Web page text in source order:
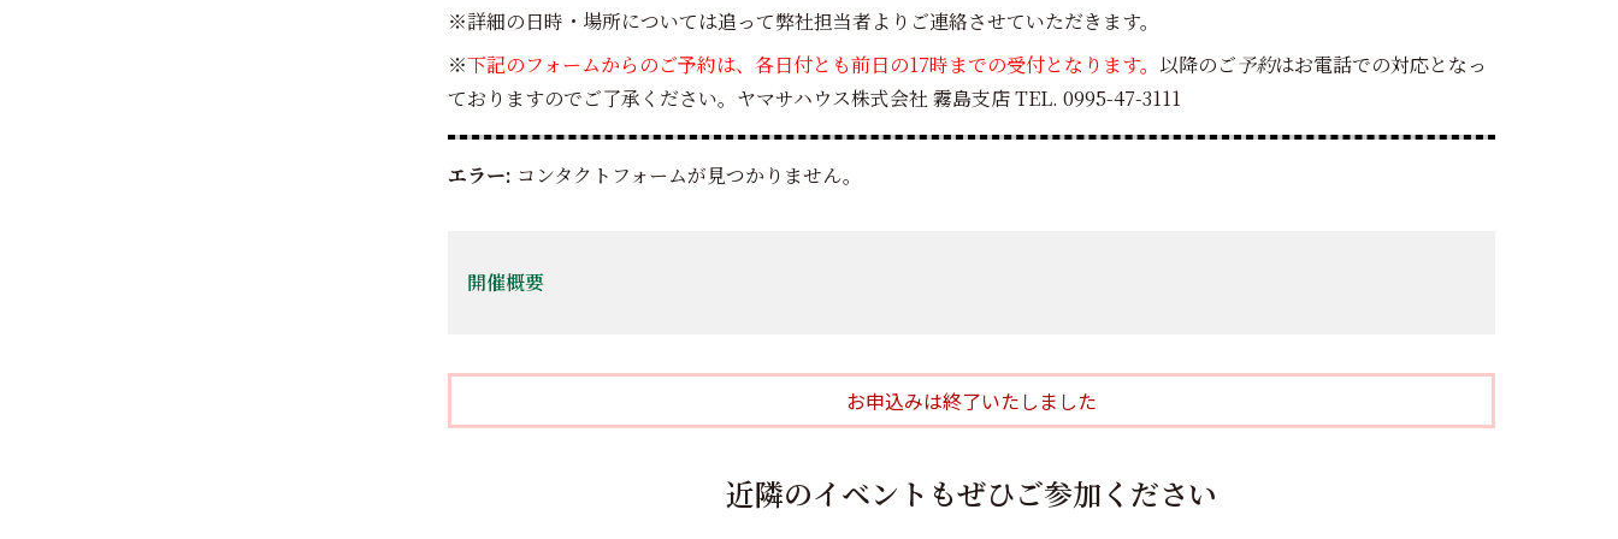
※詳細の日時・場所については追って弊社担当者よりご連絡させていただきます。
※下記のフォームからのご予約は、各日付とも前日の17時までの受付となります。 以降のご予約はお電話での対応となっ
ておりますのでご了承ください。ヤマサハウス株式会社 霧島支店 TEL. 0995-47-3111
エラー: コンタクトフォームが見つかりません。
開催概要
お申込みは終了いたしました
近隣のイベントもぜひご参加ください